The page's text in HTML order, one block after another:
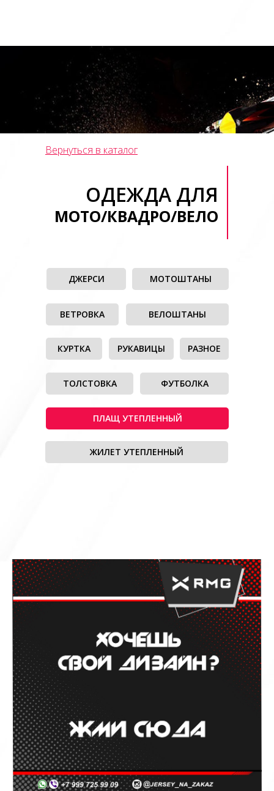
ОДЕЖДА ДЛЯ
МОТО/КВАДРО/ВЕЛО
Вернуться в каталог
ДЖЕРСИ МОТОШТАНЫ
ВЕЛОШТАНЫ
ТОЛСТОВКА
ВЕТРОВКА
КУРТКА РУКАВИЦЫ
ФУТБОЛКА
ПЛАЩ УТЕПЛЕННЫЙ
ЖИЛЕТ УТЕПЛЕННЫЙ
РАЗНОЕ